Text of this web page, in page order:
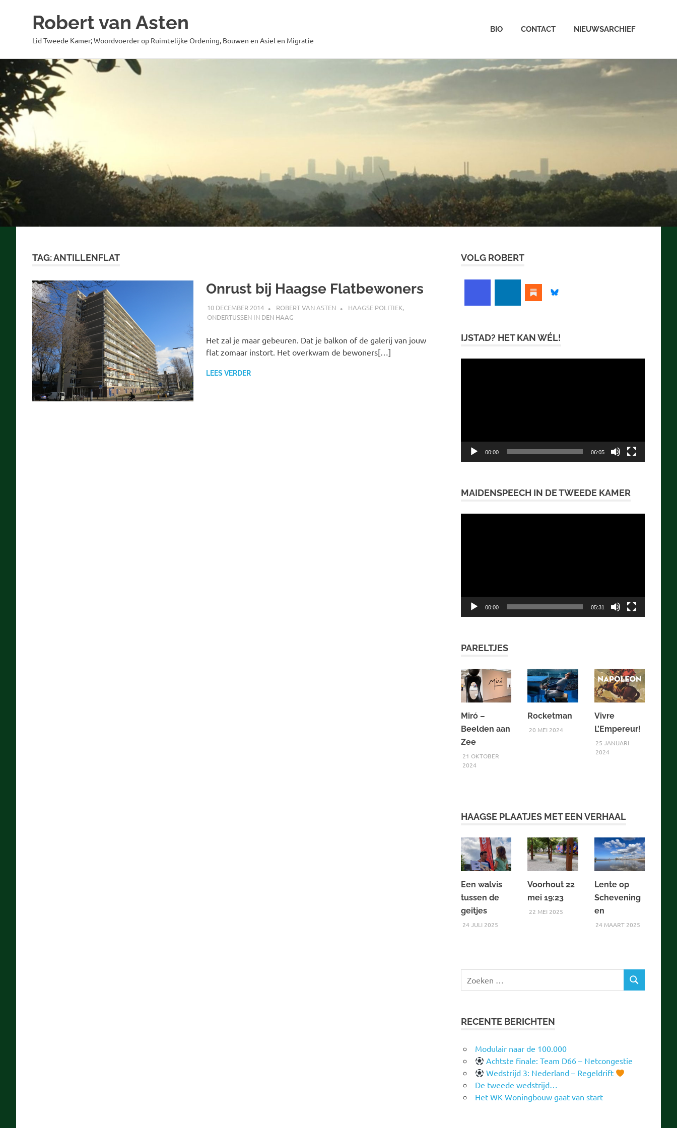
naar
de
inhoud
Robert van Asten
Lid Tweede Kamer; Woordvoerder op Ruimtelijke Ordening, Bouwen en Asiel en Migratie
BIO CONTACT NIEUWSARCHIEF
TAG:ANTILLENFLAT
Onrust bij Haagse Flatbewoners
10 DECEMBER 2014 ROBERT VAN ASTEN HAAGSE POLITIEK,
ONDERTUSSEN IN DEN HAAG
Het zal je maar gebeuren. Dat je balkon of de galerij van jouw
flat zomaar instort. Het overkwam de bewoners[…]
LEES VERDER
VOLG ROBERT
IJSTAD? HET KAN WÉL!
00:00 06:05
MAIDENSPEECH IN DE TWEEDE KAMER
00:00 05:31
PARELTJES
Miró –
Beelden aan
Zee
21 OKTOBER
2024
Rocketman
20 MEI 2024
Vivre
L’Empereur!
25 JANUARI
2024
HAAGSE PLAATJES MET EEN VERHAAL
Een walvis
tussen de
geitjes
24 JULI 2025
Voorhout 22
mei 19:23
22 MEI 2025
Lente op
Schevening
en
24 MAART 2025
naar:
ZOEKEN
RECENTE BERICHTEN
Modulair naar de 100.000
Achtste finale: Team D66 – Netcongestie
Wedstrijd 3: Nederland – Regeldrift
De tweede wedstrijd…
Het WK Woningbouw gaat van start